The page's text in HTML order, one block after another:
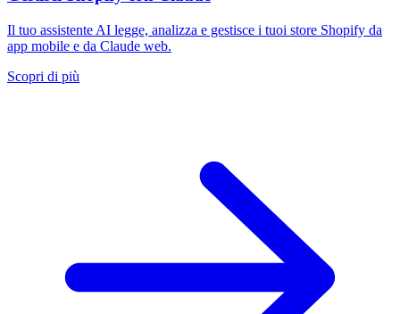
Il tuo assistente AI legge, analizza e gestisce i tuoi store Shopify da
app mobile e da Claude web.
Scopri di più